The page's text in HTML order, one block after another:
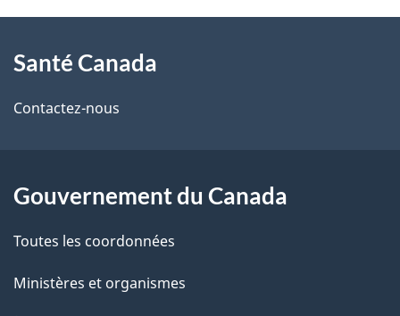
e
propos
de
site
Santé Canada
Contactez-nous
Gouvernement du Canada
Toutes les coordonnées
Ministères et organismes